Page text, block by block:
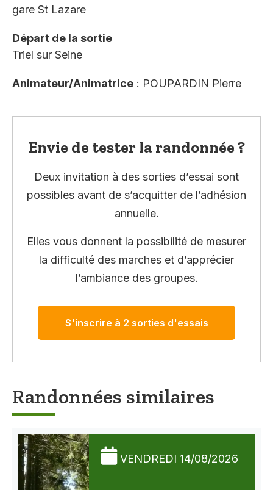
gare St Lazare
Départ de la sortie
Triel sur Seine
Animateur/Animatrice : POUPARDIN Pierre
Envie de tester la randonnée ?
Deux invitation à des sorties d’essai sont
possibles avant de s’acquitter de l’adhésion
annuelle.
Elles vous donnent la possibilité de mesurer
la difficulté des marches et d’apprécier
l’ambiance des groupes.
S'inscrire à 2 sorties d'essais
Randonnées similaires
VENDREDI 14/08/2026